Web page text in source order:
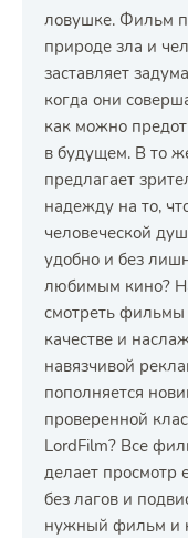
ловушке. Фильм
природе зла и
заставляет
когда они
как можно
в будущем. В то
предлагает
надежду на то,
человеческой
удобно и без
любимым кино?
смотреть
качестве и
навязчивой
пополняется
проверенной
LordFilm? Все
делает просмотр
без лагов и
нужный фильм и